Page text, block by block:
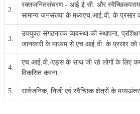
2.
रक्तजनितसंचरण - आई.ई.सी. और
सामान्य जनसंख्या के मध्यएच.आई.वी. के प्रसार
3.
उपयुक्त संगठनात्क व्यवस्था की स्थापना,
जानकारी के माध्यम से एच.आई.वी. के प्रसार
4.
एच.आई.वी./एड्स के साथ जी रहे लोगों के लिए
विकसित करना।
5. सार्वजनिक, निजी एवं स्वैच्छिक क्षेत्रों के